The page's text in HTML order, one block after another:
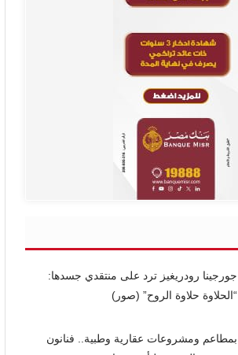
جورجينا رودريغيز ترد على منتقدي جسدها:
“الحلاوة حلاوة الروح” (صور)
بمطاعم ومشروعات عقارية وطبية.. فنانون